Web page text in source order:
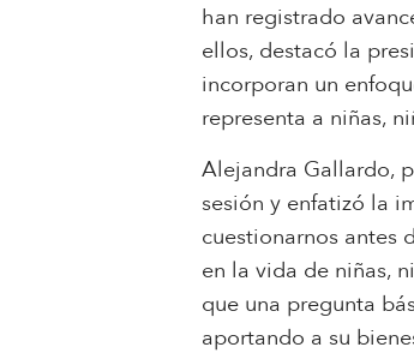
han registrado
ellos, destacó la
incorporan un
representa a niñas,
Alejandra Gallardo,
sesión y enfatizó la
cuestionarnos antes
en la vida de niñas,
que una pregunta
aportando a su